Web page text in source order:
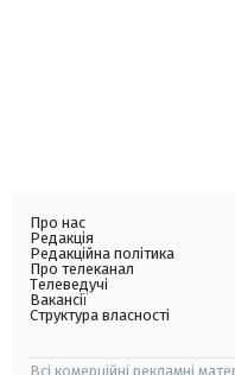
Про нас
Редакція
Редакційна політика
Про телеканал
Телеведучі
Вакансії
Структура власності
Всі комерційні рекламні